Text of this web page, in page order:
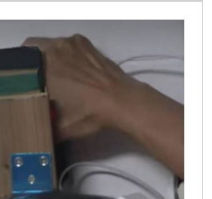
（記者唐家興）